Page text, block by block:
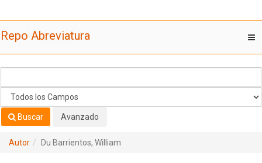
Repo Abreviatura
Buscar Avanzado
Autor Du Barrientos, William